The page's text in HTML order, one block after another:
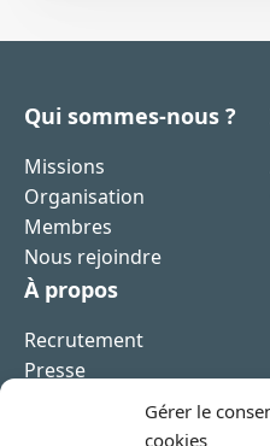
Gérer le
cookies
Qui sommes-nous ?
Missions
Organisation
Membres
Nous rejoindre
À propos
Recrutement
Presse